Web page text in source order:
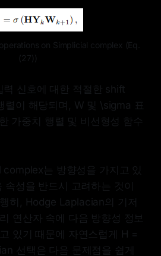
on Simplicial complex (Eq.
(27))
력 신호에 대한 적절한 shift
렬이 해당되며, W 및 \sigma 표
가중치 행렬 및 비선형성 함수
complex는 방향성을 가지고 있
속성을 반드시 고려하는 것이
히, Hodge Laplacian의 기저
연산자 속에 다음 방향성 정보
있기 때문에 자연스럽게 H =
선택은 다음 문제점을 쉽게